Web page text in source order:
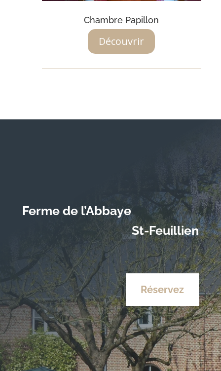
Chambre Papillon
Découvrir
Ferme de l’Abbaye
St-Feuillien
Réservez